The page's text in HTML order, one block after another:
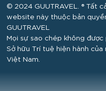
© 2024 GUUTRAVEL. ® Tất
website này thuộc bản
GUUTRAVEL
Mọi sự sao chép không
Sở hữu Trí tuệ hiện hành
Việt Nam.